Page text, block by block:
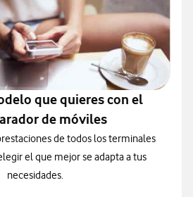
que quieres con el
de móviles
de todos los terminales
el que mejor se adapta a tus
necesidades.